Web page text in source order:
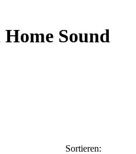
Sound
Sortieren: